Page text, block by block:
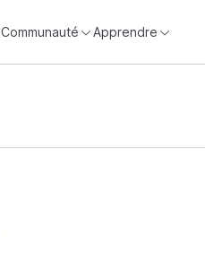
Communauté Apprendre